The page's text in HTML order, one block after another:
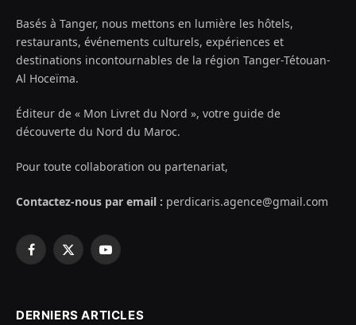
Basés à Tanger, nous mettons en lumière les hôtels,
restaurants, événements culturels, expériences et
destinations incontournables de la région Tanger-Tétouan-
Al Hoceïma.
Éditeur de « Mon Livret du Nord », votre guide de
découverte du Nord du Maroc.
Pour toute collaboration ou partenariat,
Contactez-nous par email : perdicaris.agence@gmail.com
Facebook
X
YouTube
DERNIERS ARTICLES